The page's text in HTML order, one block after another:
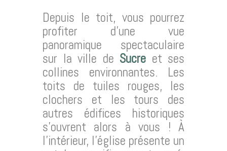
Depuis le toit, vous pourrez
profiter d’une vue
panoramique spectaculaire
sur la ville de Sucre et ses
collines environnantes. Les
toits de tuiles rouges, les
clochers et les tours des
autres édifices historiques
s’ouvrent alors à vous ! À
l’intérieur, l’église présente un